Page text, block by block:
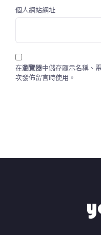
個人網站網址
在瀏覽器中儲存顯示名稱、
次發佈留言時使用。